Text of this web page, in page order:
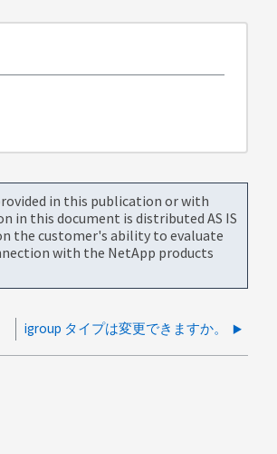
in this publication or with
in this document is distributed AS IS
the customer's ability to evaluate
with the NetApp products
igroup タイプは変更できますか。